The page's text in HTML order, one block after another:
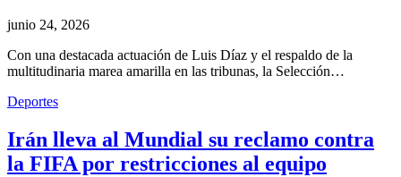
junio 24, 2026
Con una destacada actuación de Luis Díaz y el respaldo de la
multitudinaria marea amarilla en las tribunas, la Selección…
Deportes
Irán lleva al Mundial su reclamo contra
la FIFA por restricciones al equipo